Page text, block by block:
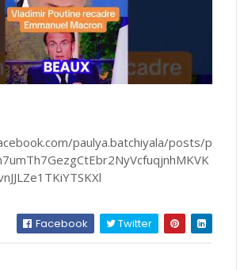
paulya.batchiyala/posts/p
Facebook Twitter